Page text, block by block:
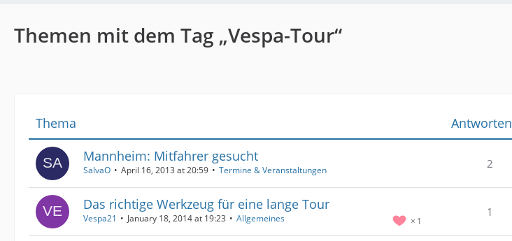
Themen mit dem Tag „Vespa-Tour“
Thema Antworten
Mannheim: Mitfahrer gesucht
SalvaO April 16, 2013 at 20:59 Termine & Veranstaltungen 2
Das richtige Werkzeug für eine lange Tour
1
Vespa21 January 18, 2014 at 19:23 Allgemeines 1